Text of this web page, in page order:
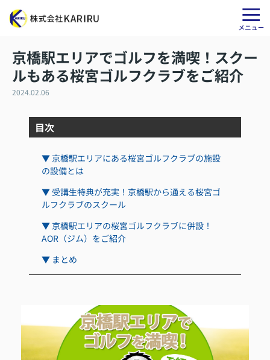
京橋駅エリアでゴルフを満喫！スクー
ルもある桜宮ゴルフクラブをご紹介
2024.02.06
目次
▼ 京橋駅エリアにある桜宮ゴルフクラブの施設
の設備とは
▼ 受講生特典が充実！京橋駅から通える桜宮ゴ
ルフクラブのスクール
▼ 京橋駅エリアの桜宮ゴルフクラブに併設！
AOR（ジム）をご紹介
▼ まとめ